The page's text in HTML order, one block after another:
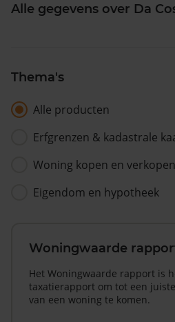
Alle gegevens over Da
Thema's
Alle producten
Erfgrenzen & kadastrale
Woning kopen en verkopen
Eigendom en hypotheek
Woningwaarde
Het Woningwaarde rapport is
taxatierapport om tot een
van een woning te komen.